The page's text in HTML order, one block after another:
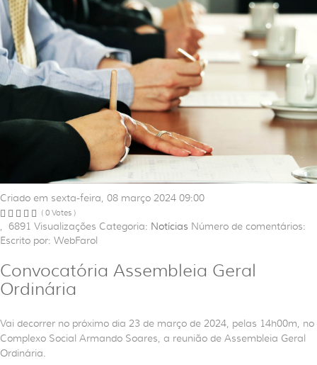
Criado em sexta-feira, 08 março 2024 09:00
( 0 Votes )
, 6891 Visualizações Categoria: Notícias Número de comentários:
Escrito por: WebFarol
Convocatória Assembleia Geral
Ordinária
Vai decorrer no próximo dia 23 de março de 2024, pelas 14h00m, no
Complexo Social Armando Soares, a reunião de Assembleia Geral
Ordinária.